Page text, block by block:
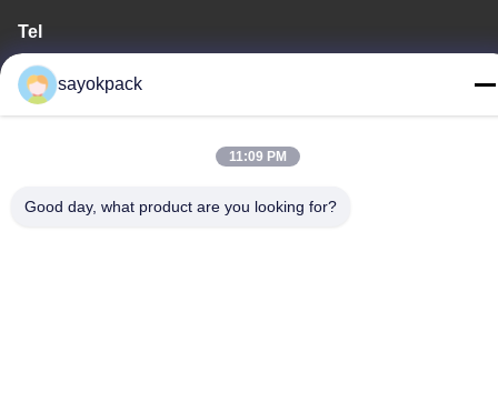
Tel
86-757-8660-5060
sayokpack
11:09 PM
Good day, what product are you looking for?